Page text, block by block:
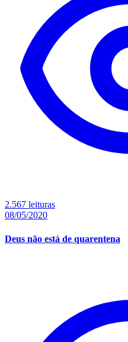
2.567 leituras
08/05/2020
Deus não está de quarentena